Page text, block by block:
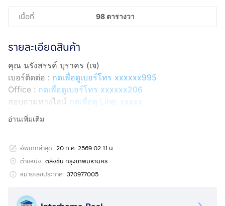
เนื้อที่ 98 ตารางวา
รายละเอียดสินค้า
คุณ นรังสรรค์ บุราคร (เจ)
เบอร์ติดต่อ : กดเพื่อดูเบอร์โทร xxxxxx995
Office : กดเพื่อดูเบอร์โทร xxxxxx206
สอบถามทางไลน์ กดเพื่อดู Line: xxxxx
Line ID: @interhome
ขนาด 98 ตร.ว.
ที่ตั้ง : ที่ดิน + บ้าน ซอยสิรินธร7 แยก1 ถ.จรัญสนิทวงศ์ เขต
อ่านเพิ่มเติม
อัพเดทล่าสุด 20 ก.ค. 2569 02:11 น.
ตำแหน่ง ตลิ่งชัน กรุงเทพมหานคร
หมายเลขประกาศ 370977005